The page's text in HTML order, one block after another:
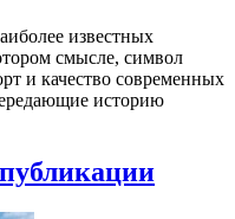
известных
смысле, символ
и качество современных
историю